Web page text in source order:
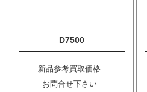
D7500
新品参考買取価格
お問合せ下さい